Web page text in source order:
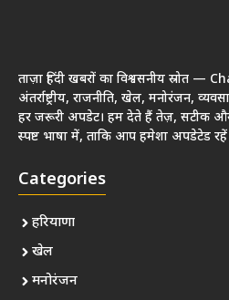
ताज़ा हिंदी खबरों का विश्वसनीय स्रोत —
अंतर्राष्ट्रीय, राजनीति, खेल, मनोरंजन,
हर जरूरी अपडेट। हम देते हैं तेज़, सटीक
स्पष्ट भाषा में, ताकि आप हमेशा अपडेटेड
Categories
हरियाणा
खेल
मनोरंजन